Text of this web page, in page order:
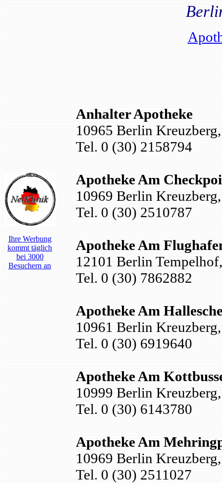
Ihre Werbung
kommt täglich
bei 3000
Besuchern an
Anhalter Apotheke
10965 Berlin
Tel. 0 (30) 2158794
Apotheke Am
10969 Berlin
Tel. 0 (30) 2510787
Apotheke Am
12101 Berlin
Tel. 0 (30) 7862882
Apotheke Am
10961 Berlin
Tel. 0 (30) 6919640
Apotheke Am
10999 Berlin
Tel. 0 (30) 6143780
Apotheke Am
10969 Berlin
Tel. 0 (30) 2511027